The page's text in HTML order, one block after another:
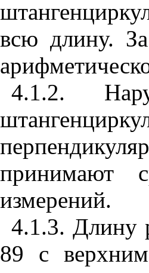
всю длину.
4.1.2.
принимают
измерений.
4.1.3. Длину
89 с